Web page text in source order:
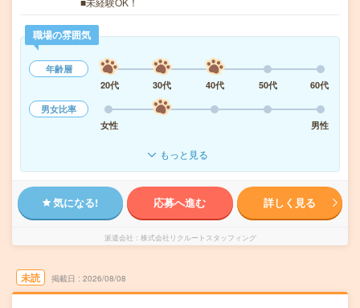
職場の雰囲気
年齢層
20代
30代 40代 50代
60代
男女比率
女性
男性
もっと見る
気になる! 応募へ進む 詳しく見る
派遣会社 株式会社リクルートスタッフィング
未読 掲載日 2026/08/08